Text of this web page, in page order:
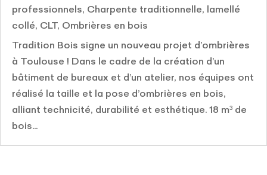
professionnels, Charpente traditionnelle, lamellé
collé, CLT, Ombrières en bois
Tradition Bois signe un nouveau projet d’ombrières
à Toulouse ! Dans le cadre de la création d’un
bâtiment de bureaux et d’un atelier, nos équipes ont
réalisé la taille et la pose d’ombrières en bois,
alliant technicité, durabilité et esthétique. 18 m³ de
bois...